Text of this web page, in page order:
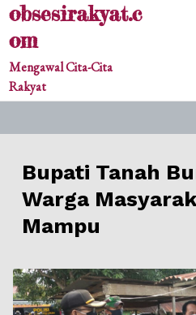
Skipobsesirakyat.c
om
Mengawal Cita-Cita
Rakyat
Bupati Tanah
Warga
Mampu